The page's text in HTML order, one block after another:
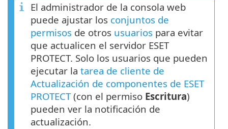
El administrador de la consola web
puede ajustar los conjuntos de
permisos de otros usuarios para evitar
que actualicen el servidor ESET
PROTECT. Solo los usuarios que pueden
ejecutar la tarea de cliente de
Actualización de componentes de ESET
PROTECT(con el permiso Escritura)
pueden ver la notificación de
actualización.